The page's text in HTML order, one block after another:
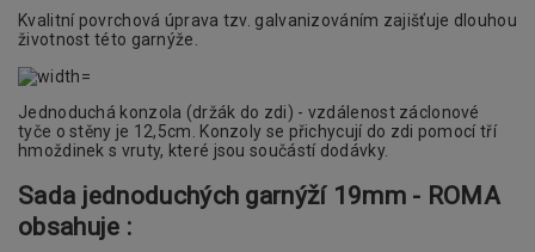
Kvalitní povrchová úprava tzv. galvanizováním zajišťuje dlouhou
životnost této garnýže.
Jednoduchá konzola (držák do zdi) - vzdálenost záclonové
tyče o stěny je 12,5cm. Konzoly se přichycují do zdi pomocí tří
hmoždinek s vruty, které jsou součástí dodávky.
Sada jednoduchých garnýží 19mm - ROMA
obsahuje :